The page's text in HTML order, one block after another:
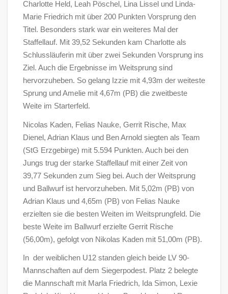
Charlotte Held, Leah Pöschel, Lina Lissel und Linda-
Marie Friedrich mit über 200 Punkten Vorsprung den
Titel. Besonders stark war ein weiteres Mal der
Staffellauf. Mit 39,52 Sekunden kam Charlotte als
Schlussläuferin mit über zwei Sekunden Vorsprung ins
Ziel. Auch die Ergebnisse im Weitsprung sind
hervorzuheben. So gelang Izzie mit 4,93m der weiteste
Sprung und Amelie mit 4,67m (PB) die zweitbeste
Weite im Starterfeld.
Nicolas Kaden, Felias Nauke, Gerrit Rische, Max
Dienel, Adrian Klaus und Ben Arnold siegten als Team
(StG Erzgebirge) mit 5.594 Punkten. Auch bei den
Jungs trug der starke Staffellauf mit einer Zeit von
39,77 Sekunden zum Sieg bei. Auch der Weitsprung
und Ballwurf ist hervorzuheben. Mit 5,02m (PB) von
Adrian Klaus und 4,65m (PB) von Felias Nauke
erzielten sie die besten Weiten im Weitsprungfeld. Die
beste Weite im Ballwurf erzielte Gerrit Rische
(56,00m), gefolgt von Nikolas Kaden mit 51,00m (PB).
In der weiblichen U12 standen gleich beide LV 90-
Mannschaften auf dem Siegerpodest. Platz 2 belegte
die Mannschaft mit Marla Friedrich, Ida Simon, Lexie